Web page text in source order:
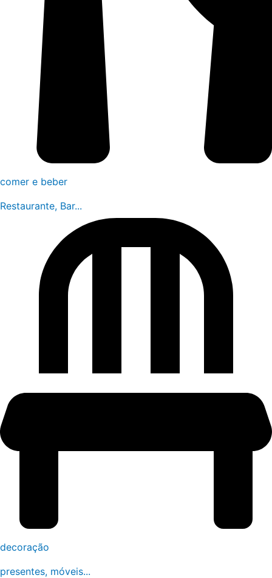
comer e beber
Restaurante, Bar...
decoração
presentes, móveis...